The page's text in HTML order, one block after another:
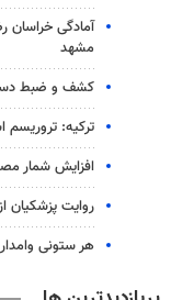
مشهد
کشف و ضبط
ترکیه: تروریسم
افزایش شمار
روایت پزشکیان
هر ستونی